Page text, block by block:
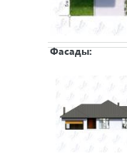
Фасады: